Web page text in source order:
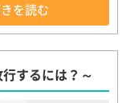
を読む
するには？～